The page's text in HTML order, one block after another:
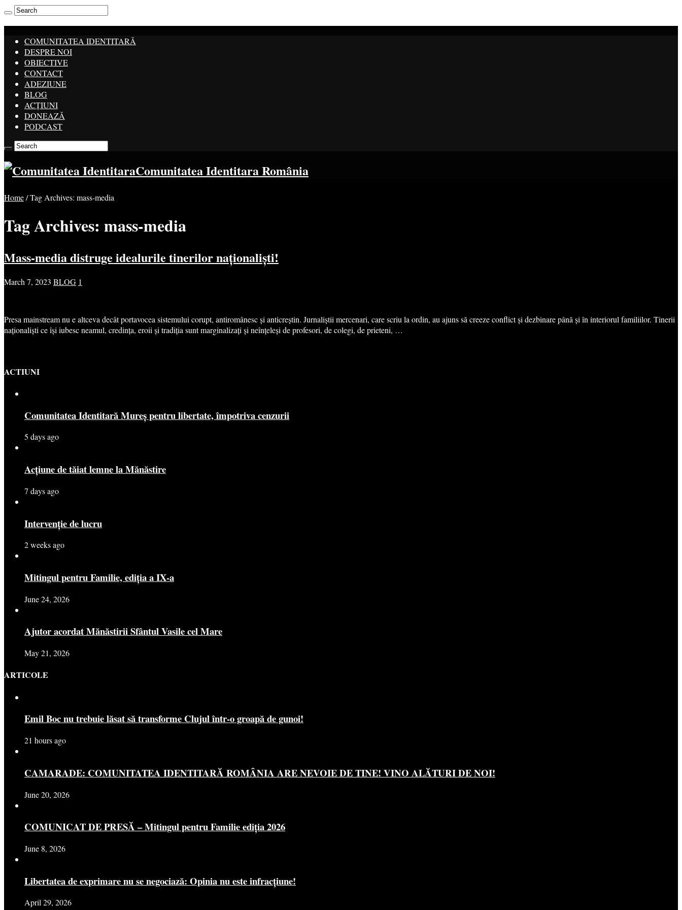
COMUNITATEA IDENTITARĂ
DESPRE NOI
OBIECTIVE
CONTACT
ADEZIUNE
BLOG
ACȚIUNI
DONEAZĂ
PODCAST
Comunitatea Identitara România
Home/Tag Archives: mass-media
Tag Archives: mass-media
Mass-media distruge idealurile tinerilor naționaliști!
March 7, 2023 BLOG 1
Presa mainstream nu e altceva decât portavocea sistemului corupt, antiromânesc și anticreștin. Jurnaliștii mercenari, care scriu la ordin, au ajuns să creeze conflict și dezbinare până și în interiorul familiilor. Tinerii
naționaliști ce își iubesc neamul, credința, eroii și tradiția sunt marginalizați și neînțeleși de profesori, de colegi, de prieteni, …
ACTIUNI
Comunitatea Identitară Mureș pentru libertate, împotriva cenzurii
5 days ago
Acțiune de tăiat lemne la Mănăstire
7 days ago
Intervenție de lucru
2 weeks ago
Mitingul pentru Familie, ediția a IX-a
June 24, 2026
Ajutor acordat Mănăstirii Sfântul Vasile cel Mare
May 21, 2026
ARTICOLE
Emil Boc nu trebuie lăsat să transforme Clujul într-o groapă de gunoi!
21 hours ago
CAMARADE: COMUNITATEA IDENTITARĂ ROMÂNIA ARE NEVOIE DE TINE! VINO ALĂTURI DE NOI!
June 20, 2026
COMUNICAT DE PRESĂ – Mitingul pentru Familie ediția 2026
June 8, 2026
Libertatea de exprimare nu se negociază: Opinia nu este infracțiune!
April 29, 2026